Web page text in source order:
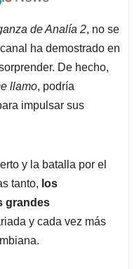
de Analía 2, no se
ha demostrado en
De hecho,
llamo, podría
impulsar sus
y la batalla por el
tanto, los
grandes
y cada vez más